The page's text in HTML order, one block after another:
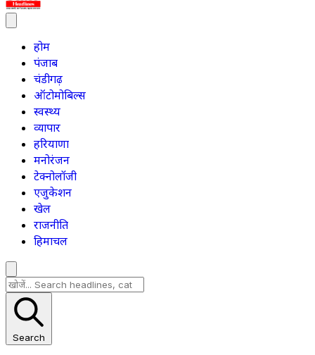
होम
पंजाब
चंडीगढ़
ऑटोमोबिल्स
स्वस्थ्य
व्यापार
हरियाणा
मनोरंजन
टेक्नोलॉजी
एजुकेशन
खेल
राजनीति
हिमाचल
Search